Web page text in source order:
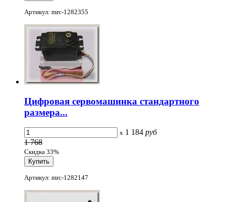
Артикул: mrc-1282355
Цифровая сервомашинка стандартного
размера...
x 1 184 руб
1 768
Скидка 33%
Артикул: mrc-1282147